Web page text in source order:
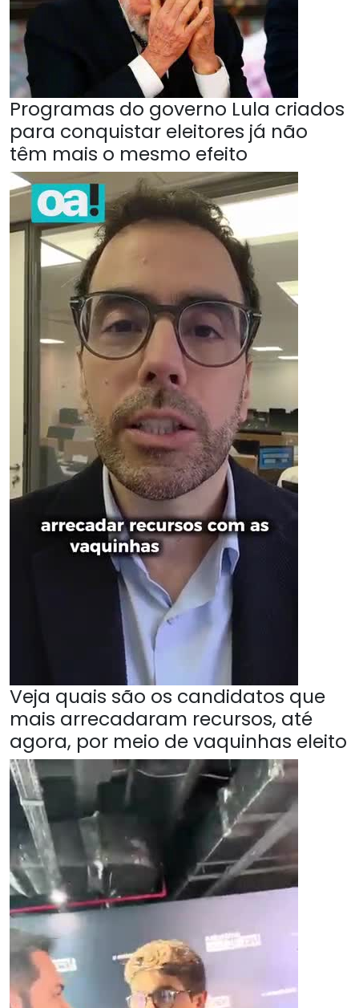
Programas do governo Lula criados
para conquistar eleitores já não
têm mais o mesmo efeito
Veja quais são os candidatos que
mais arrecadaram recursos, até
agora, por meio de vaquinhas eleito